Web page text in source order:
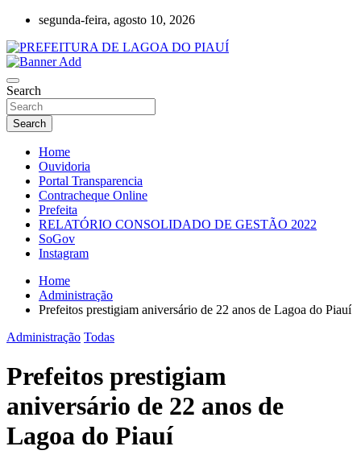
Skip
content
segunda-feira, agosto 10, 2026
PREFEITURA DE LAGOA DO PIAUÍ
Search
Search
Home
Ouvidoria
Portal Transparencia
Contracheque Online
Prefeita
RELATÓRIO CONSOLIDADO DE GESTÃO 2022
SoGov
Instagram
Home
Administração
Prefeitos prestigiam aniversário de 22 anos de Lagoa do Piauí
Administração Todas
Prefeitos prestigiam
aniversário de 22 anos de
Lagoa do Piauí